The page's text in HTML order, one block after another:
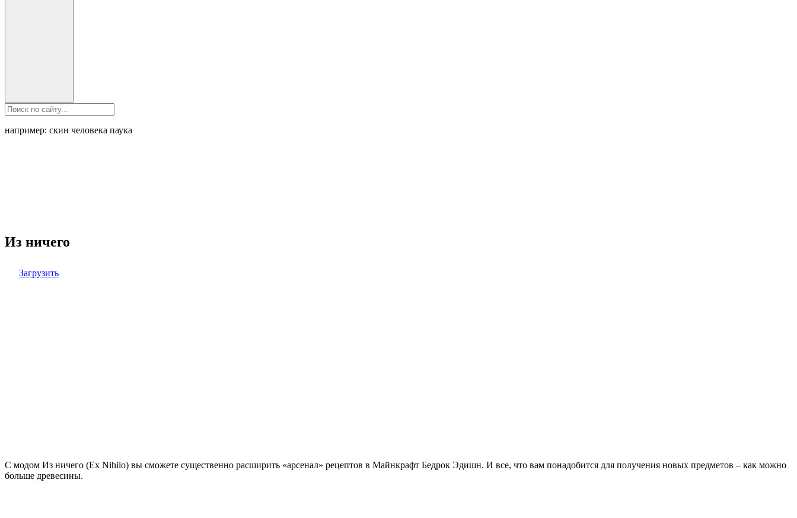
например: скин человека паука
Из ничего
Загрузить
С модом Из ничего (Ex Nihilo) вы сможете существенно расширить «арсенал» рецептов в Майнкрафт Бедрок Эдишн. И все, что вам понадобится для получения новых предметов – как можно
больше древесины.